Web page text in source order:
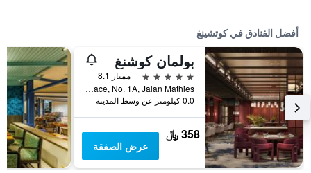
أفضل الفنادق في كوتشينغ
بولمان كوشنغ
5 نجوم
ممتاز 8.1
Interhill Place, No. 1A, Jalan Mathies, كوتشينغ, ماليزيا
0.0 كيلومتر عن وسط المدينة
358 ﷼
عرض الصفقة